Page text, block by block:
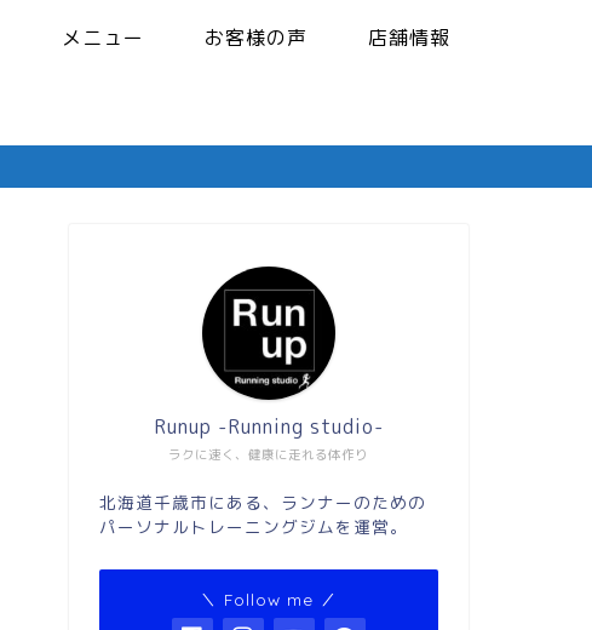
メニュー お客様の声 店舗情報
ラクに速く、健康に走れる体作り
Runup -Running studio-
北海道千歳市にある、ランナーのための
パーソナルトレーニングジムを運営。
＼ Follow me ／